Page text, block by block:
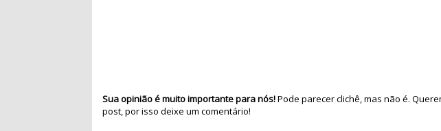
Sua opinião é muito importante para nós!Pode parecer clichê, mas não é.
post, por isso deixe um comentário!